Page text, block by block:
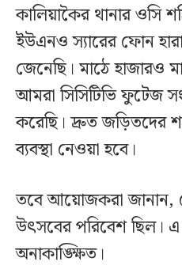
কালিয়াকৈর থানার ওসি
ইউএনও স্যারের ফোন
জেনেছি। মাঠে হাজারও
আমরা সিসিটিভি ফুটেজ
করেছি। দ্রুত জড়িতদের
ব্যবস্থা নেওয়া হবে।
তবে আয়োজকরা জানান,
উৎসবের পরিবেশ ছিল।
অনাকাঙ্ক্ষিত।